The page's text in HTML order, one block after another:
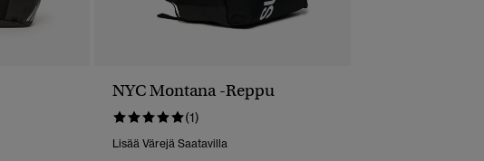
NYC Montana -reppu
(1)
Lisää Värejä Saatavilla